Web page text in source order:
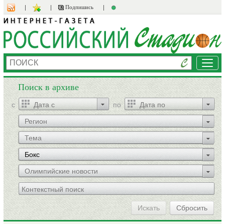
Подпишись
Поиск в архиве
c по
Регион
Тема
Бокс
Олимпийские новости
Искать Сбросить